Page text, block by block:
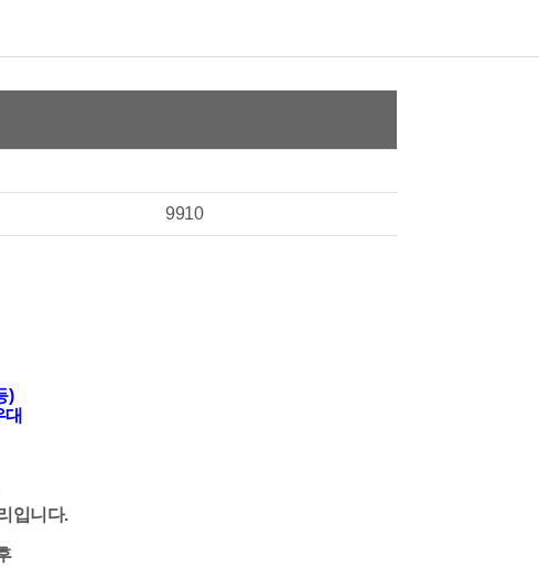
9910
)
대
입니다.